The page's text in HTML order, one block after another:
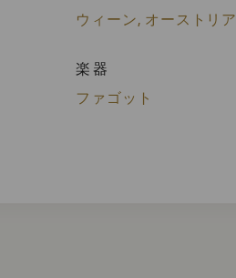
ウィーン, オーストリア
楽器
ファゴット